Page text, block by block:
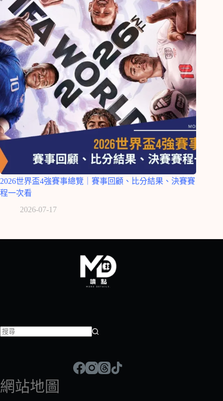
2026世界盃4強賽事總覽｜賽事回顧、比分結果、決賽賽
程一次看
2026-07-17
符
合
網站地圖